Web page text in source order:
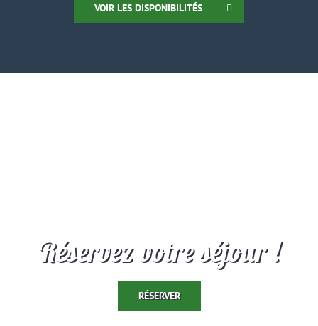
VOIR LES DISPONIBILITÉS
Réservez votre séjour !
RÉSERVER